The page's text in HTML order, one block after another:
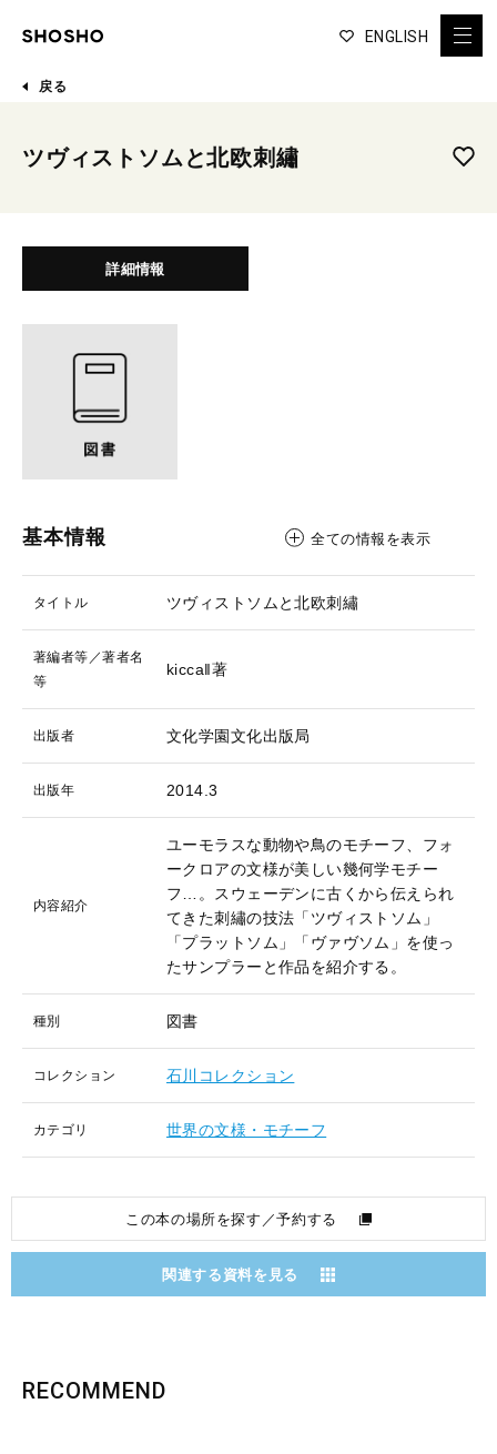
ENGLISH
戻る
ツヴィストソムと北欧刺繡
詳細情報
基本情報 全ての情報を表示
タイトル ツヴィストソムと北欧刺繡
著編者等／著者名
等
kicca‖著
出版者 文化学園文化出版局
出版年 2014.3
内容紹介
ユーモラスな動物や鳥のモチーフ、フォ
ークロアの文様が美しい幾何学モチー
フ…。スウェーデンに古くから伝えられ
てきた刺繡の技法「ツヴィストソム」
「プラットソム」「ヴァヴソム」を使っ
たサンプラーと作品を紹介する。
種別 図書
コレクション 石川コレクション
カテゴリ 世界の文様・モチーフ
この本の場所を探す／予約する
関連する資料を見る
RECOMMEND